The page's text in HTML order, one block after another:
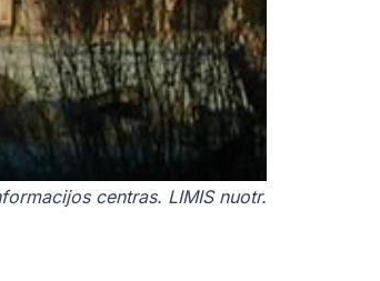
centras. LIMIS nuotr.